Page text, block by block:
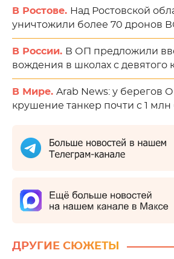
В Ростове. Над Ростовской
уничтожили более 70 дронов
В России. В ОП предложили
вождения в школах с девятого
В Мире. Arab News: у берегов
крушение танкер почти с 1
ДРУГИЕ СЮЖЕТЫ